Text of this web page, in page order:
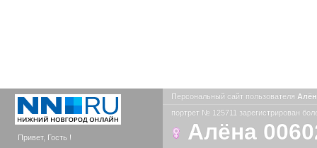
Привет, Гость !
Персональный сайт пользователя
портрет № 125711 зарегистрирован
Алёна